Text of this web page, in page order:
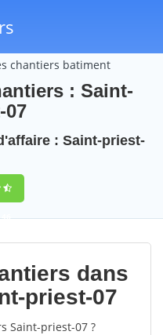
chantiers batiment
: Saint-
07
: Saint-priest-
46
dans
priest-07
Saint-priest-07 ?